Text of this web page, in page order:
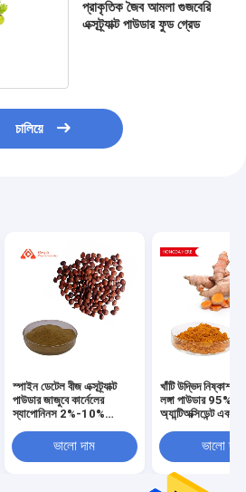
প্রাকৃতিক জৈব আমলা গুজবেরি
এক্সট্র্যাক্ট পাউডার ফুড গ্রেড
চালিয়ে
স্পাইন ডেটেল বীজ এক্সট্র্যাক্ট
পাউডার জাজুবে কার্নেলের
স্যাপোনিনস 2%-10%
(এইচপিএলসি)ভালো দাম
খাঁটি উদ্ভিদ নিষ্কাশন
লঙ্গা পাউডার 95%
অ্যান্টিঅক্সিডেন্ট এবং
ভালো দাম